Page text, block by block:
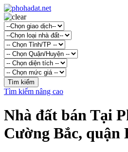
Tìm kiếm nâng cao
Nhà đất bán Tại
Cường Bắc, quận